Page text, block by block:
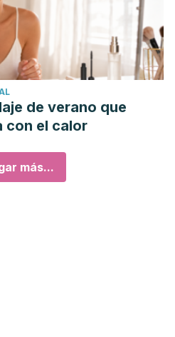
de verano que
con el calor
más...